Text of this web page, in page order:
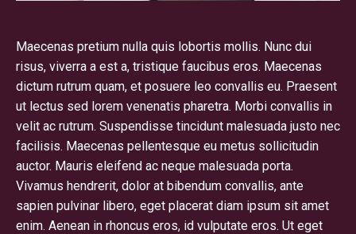
Maecenas pretium nulla quis lobortis mollis. Nunc dui
risus, viverra a est a, tristique faucibus eros. Maecenas
dictum rutrum quam, et posuere leo convallis eu. Praesent
ut lectus sed lorem venenatis pharetra. Morbi convallis in
velit ac rutrum. Suspendisse tincidunt malesuada justo nec
facilisis. Maecenas pellentesque eu metus sollicitudin
auctor. Mauris eleifend ac neque malesuada porta.
Vivamus hendrerit, dolor at bibendum convallis, ante
sapien pulvinar libero, eget placerat diam ipsum sit amet
enim. Aenean in rhoncus eros, id vulputate eros. Ut eget